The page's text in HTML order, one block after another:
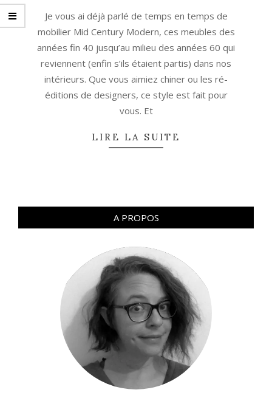
16Je vous ai déjà parlé de temps en temps de
mobilier Mid Century Modern, ces meubles des
années fin 40 jusqu’au milieu des années 60 qui
reviennent (enfin s’ils étaient partis) dans nos
intérieurs. Que vous aimiez chiner ou les ré-
éditions de designers, ce style est fait pour
vous. Et
LIRE LA SUITE
A PROPOS